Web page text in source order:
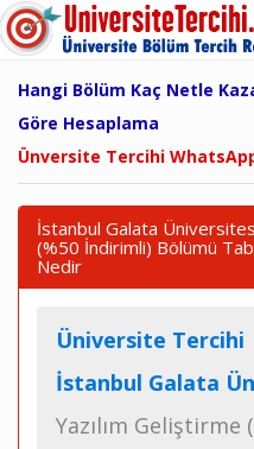
Hangi Bölüm Kaç Netle
Göre Hesaplama
Ünversite Tercihi
İstanbul Galata
(%50 İndirimli) Bölümü
Nedir
Üniversite Tercihi
İstanbul Galata
Yazılım